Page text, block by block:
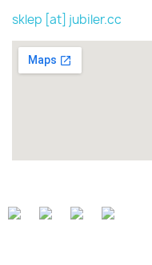
sklep [at] jubiler.cc